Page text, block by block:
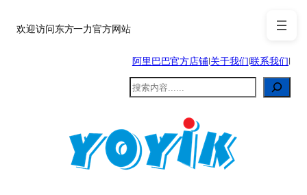
至欢迎访问东方一力官方网站
阿里巴巴官方店铺|关于我们|联系我们|
搜
索